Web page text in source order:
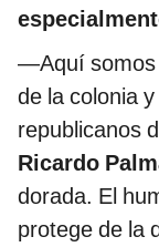
—Aquí somos
de la colonia
republicanos
Ricardo
dorada. El
protege de la